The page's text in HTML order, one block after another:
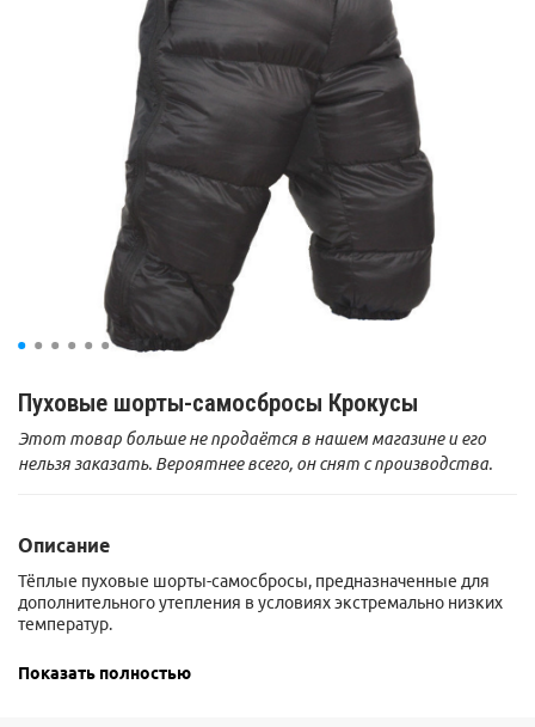
Пуховые шорты-самосбросы Крокусы
Этот товар больше не продаётся в нашем магазине и его
нельзя заказать. Вероятнее всего, он снят с производства.
Описание
Тёплые пуховые шорты-самосбросы, предназначенные для
дополнительного утепления в условиях экстремально низких
температур.
длине штанин, в сложных полевых условиях брюки возможно
Показать полностью